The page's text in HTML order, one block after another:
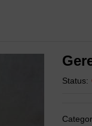
Status: